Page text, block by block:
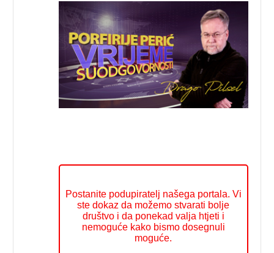
Postanite podupiratelj našega portala. Vi
ste dokaz da možemo stvarati bolje
društvo i da ponekad valja htjeti i
nemoguće kako bismo dosegnuli
moguće.